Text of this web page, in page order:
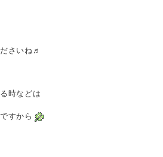
さいね♬
時などは
すから